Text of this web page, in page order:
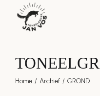
Home Archief GROND